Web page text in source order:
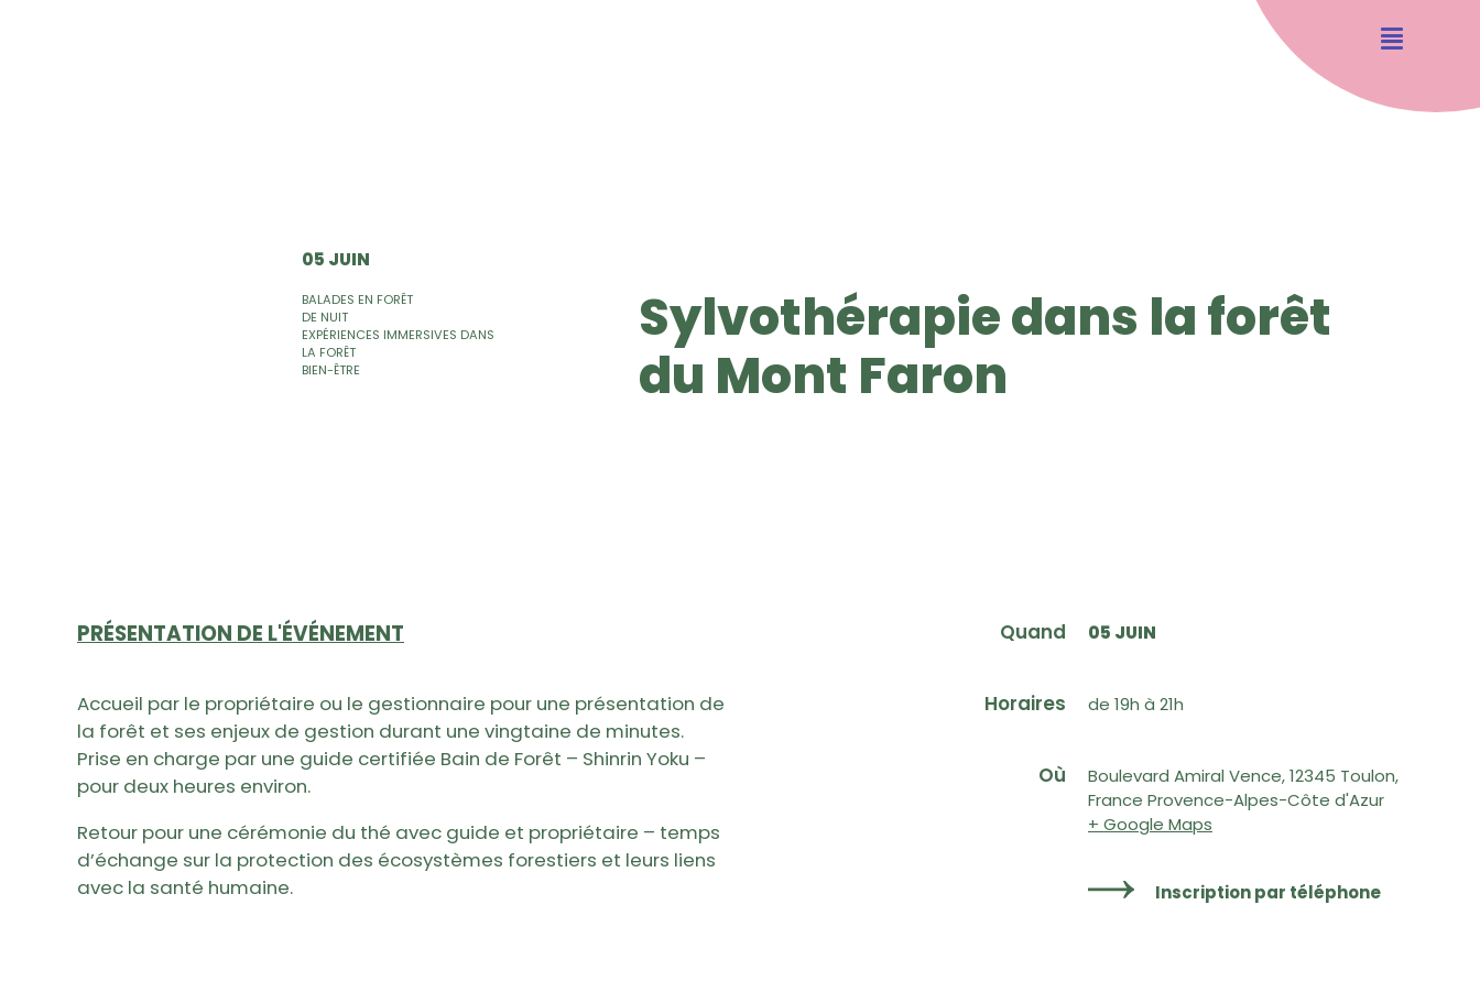
05 JUIN
BALADES EN FORÊT
DE NUIT
EXPÉRIENCES IMMERSIVES DANS
LA FORÊT
BIEN-ÊTRE
Sylvothérapie dans la forêt
du Mont Faron
PRÉSENTATION DE L'ÉVÉNEMENT
Accueil par le propriétaire ou le gestionnaire pour une présentation de
la forêt et ses enjeux de gestion durant une vingtaine de minutes.
Prise en charge par une guide certifiée Bain de Forêt – Shinrin Yoku –
pour deux heures environ.
Retour pour une cérémonie du thé avec guide et propriétaire – temps
d’échange sur la protection des écosystèmes forestiers et leurs liens
avec la santé humaine.
Quand 05 JUIN
Horaires de 19h à 21h
Où
Boulevard Amiral Vence, 12345 Toulon,
France Provence-Alpes-Côte d'Azur
+ Google Maps
Inscription par téléphone